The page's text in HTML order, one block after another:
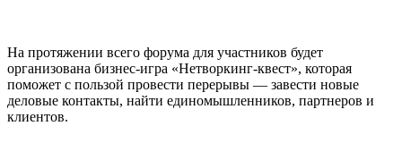
На протяжении всего форума для участников будет
организована бизнес-игра «Нетворкинг-квест», которая
поможет с пользой провести перерывы — завести новые
деловые контакты, найти единомышленников, партнеров и
клиентов.